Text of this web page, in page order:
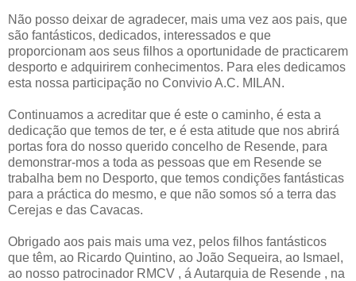
Não posso deixar de agradecer, mais uma vez aos pais, que
são fantásticos, dedicados, interessados e que
proporcionam aos seus filhos a oportunidade de practicarem
desporto e adquirirem conhecimentos. Para eles dedicamos
esta nossa participação no Convivio A.C. MILAN.
Continuamos a acreditar que é este o caminho, é esta a
dedicação que temos de ter, e é esta atitude que nos abrirá
portas fora do nosso querido concelho de Resende, para
demonstrar-mos a toda as pessoas que em Resende se
trabalha bem no Desporto, que temos condições fantásticas
para a práctica do mesmo, e que não somos só a terra das
Cerejas e das Cavacas.
Obrigado aos pais mais uma vez, pelos filhos fantásticos
que têm, ao Ricardo Quintino, ao João Sequeira, ao Ismael,
ao nosso patrocinador RMCV , á Autarquia de Resende , na